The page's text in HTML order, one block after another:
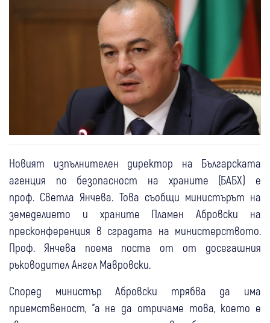
Новият изпълнителен директор на Българската
агенция по безопасност на храните (БАБХ) е
проф. Светла Янчева. Това съобщи министърът на
земеделието и храните Пламен Абровски на
пресконференция в сградата на министерството.
Проф. Янчева поема поста от от досегашния
ръководител Ангел Мавровски.
Според министър Абровски трябва да има
приемственост, "а не да отричаме това, което е